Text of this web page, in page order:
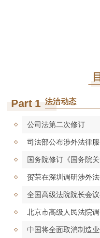
Part 1 法治动态
公司法第二次修订
司法部公布涉外法律
国务院修订《国务院
贺荣在深圳调研涉外
全国高级法院院长会
北京市高级人民法院
中国将全面取消制造